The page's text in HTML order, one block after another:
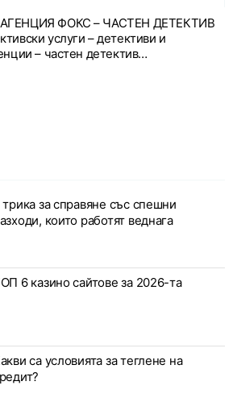
ФОКС – ЧАСТЕН ДЕТЕКТИВ
услуги – детективи и
– частен детектив…
трика за справяне със спешни
които работят веднага
6 казино сайтове за 2026-та
са условията за теглене на